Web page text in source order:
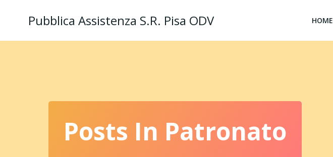
Pubblica Assistenza S.R. Pisa ODV HOME
Posts In Patronato